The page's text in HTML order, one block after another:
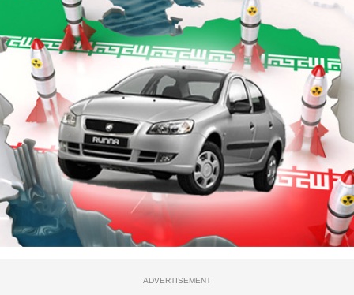
ADVERTISEMENT